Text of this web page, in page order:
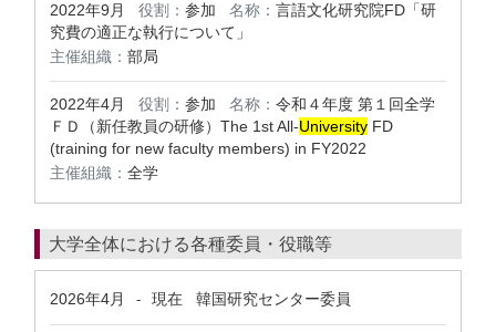
2022年9月 役割： 参加 名称： 言語文化研究院FD「研
究費の適正な執行について」
主催組織： 部局
2022年4月 役割： 参加 名称： 令和４年度 第１回全学
ＦＤ（新任教員の研修）The 1st All-University FD
(training for new faculty members) in FY2022
主催組織： 全学
大学全体における各種委員・役職等
2026年4月 - 現在 韓国研究センター委員